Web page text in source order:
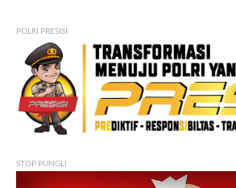
POLRI PRESISI
STOP PUNGLI